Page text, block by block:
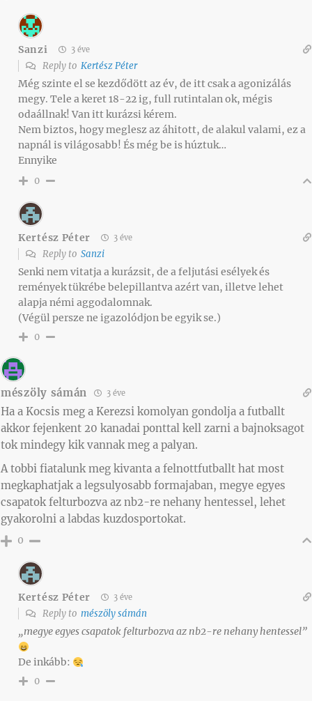
Sanzi 3 éve
Reply to Kertész Péter
Még szinte el se kezdődött az év, de itt csak a agonizálás
megy. Tele a keret 18-22 ig, full rutintalan ok, mégis
odaállnak! Van itt kurázsi kérem.
Nem biztos, hogy meglesz az áhitott, de alakul valami, ez a
napnál is világosabb! És még be is húztuk…
Ennyike
0
Kertész Péter 3 éve
Reply to Sanzi
Senki nem vitatja a kurázsit, de a feljutási esélyek és
remények tükrébe belepillantva azért van, illetve lehet
alapja némi aggodalomnak.
(Végül persze ne igazolódjon be egyik se.)
0
mészöly sámán 3 éve
Ha a Kocsis meg a Kerezsi komolyan gondolja a futballt
akkor fejenkent 20 kanadai ponttal kell zarni a bajnoksagot
tok mindegy kik vannak meg a palyan.
A tobbi fiatalunk meg kivanta a felnottfutballt hat most
megkaphatjak a legsulyosabb formajaban, megye egyes
csapatok felturbozva az nb2-re nehany hentessel, lehet
gyakorolni a labdas kuzdosportokat.
0
Kertész Péter 3 éve
Reply to mészöly sámán
„megye egyes csapatok felturbozva az nb2-re nehany hentessel”
De inkább:
0